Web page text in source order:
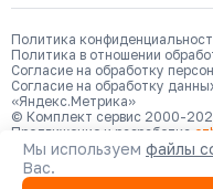
Политика
Политика в отношении
Согласие на обработку
Согласие на обработку
«Яндекс.Метрика»
© Комплект сервис 2000-
Продвижение и разработка
Мы используем файлы
Вас.